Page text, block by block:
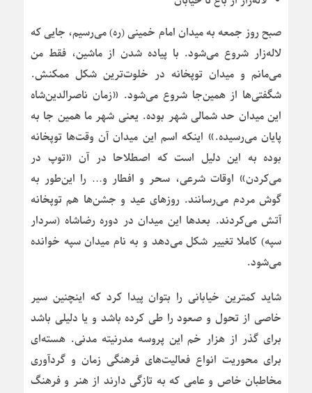
صبح روز جمعه به میدان امام خمینی (ره) می‌رسیم، جایی که
لاله‌زار شروع می‌شود. با پیاده شدن از ماشین، فقط من
می‌مانم و میدان توپخانه در خلوت‌ترین شکل ممکنش.
شگفتی‌ها از همین‌جا شروع می‌شود. «زمان ناصرالدین‌شاه
این میدان حد شمالی شهر بوده. یعنی شهر ما همین جا به
پایان می‌رسیده.» اینکه اسم این میدان آن وقت‌ها توپخانه
بوده به این دلیل است که اصطلاحا در آن «توپ در
می‌کردن» اوقات شرعی، سحر و افطار و… را این‌طور به
گوش مردم می‌رسانند. روزهای عید و جشن‌ها هم توپخانه
آتش می‌کردند. بعدها این میدان در دوره رضاشاه (سردار
سپه) کاملا تغییر شکل می‌دهد و به نام میدان سپه خوانده
می‌شود.
شاید کمترین خیابانی را بتوان پیدا کرد که اینچنین سیر
خاصی از تحول و صعود را طی کرده باشد و یا دلیلی باشد
برای گذر از هزار خم این پروسه مدرنیته مدنی. هسته‌ای
برای محوریت انواع فعالیت‌های فرهنگی زمان و گردآوری
مخاطبان خاص و عامی که به تازگی دارند از هنر و فرهنگ